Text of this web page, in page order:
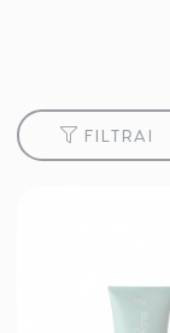
FILTRAI